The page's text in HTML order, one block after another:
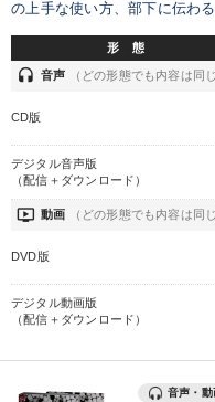
の上手な使い方、部下に伝わ
形 態
headset 音声 （どの形態でも内容は同
CD版
デジタル音声版
（配信＋ダウンロード）
ondemand_video 動画 （どの形態でも内容は同
DVD版
デジタル動画版
（配信＋ダウンロード）
音声・動